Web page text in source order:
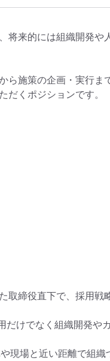
将来的には組織開発や
施策の企画・実行ま
だくポジションです。
締役直下で、採用戦
けでなく組織開発や
現場と近い距離で組織